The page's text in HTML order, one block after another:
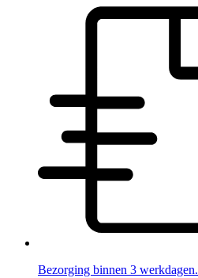
Bezorging binnen 3 werkdagen.